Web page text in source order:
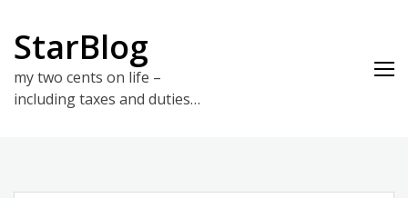
content
StarBlog
my two cents on life –
including taxes and duties…